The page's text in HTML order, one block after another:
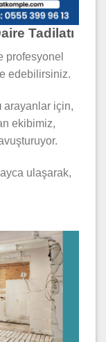
Tadilatı
profesyonel
edebilirsiniz.
arayanlar için,
ekibimiz,
ulaşarak,